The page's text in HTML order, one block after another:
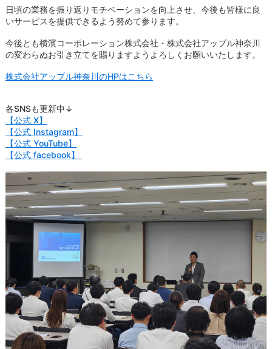
日頃の業務を振り返りモチベーションを向上させ、今後も皆様に良
いサービスを提供できるよう努めて参ります。
今後とも横濱コーポレーション株式会社・株式会社アップル神奈川
の変わらぬお引き立てを賜りますようよろしくお願いいたします。
株式会社アップル神奈川のHPはこちら
各SNSも更新中↓
【公式 X】
【公式 Instagram】
【公式 YouTube】
【公式 facebook】